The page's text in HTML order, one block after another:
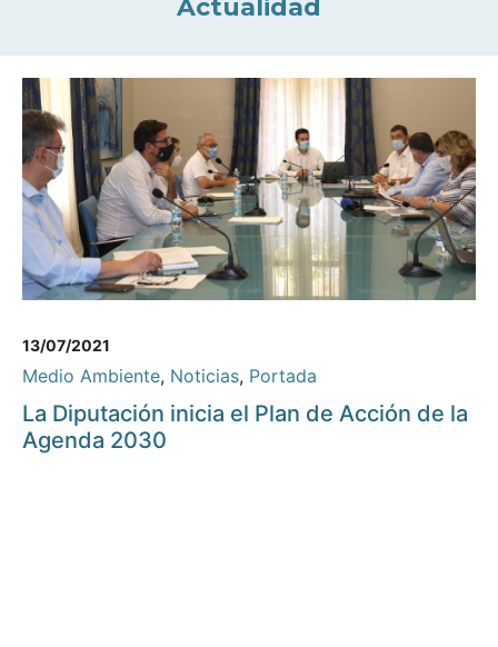
Actualidad
13/07/2021
Medio Ambiente, Noticias, Portada
La Diputación inicia el Plan de Acción de la
Agenda 2030